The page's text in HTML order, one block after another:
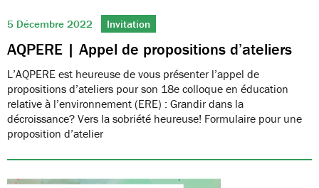
5 Décembre 2022 Invitation
AQPERE | Appel de propositions d’ateliers
L’AQPERE est heureuse de vous présenter l’appel de
propositions d’ateliers pour son 18e colloque en éducation
relative à l’environnement (ERE) : Grandir dans la
décroissance? Vers la sobriété heureuse! Formulaire pour une
proposition d’atelier